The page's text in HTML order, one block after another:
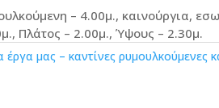
– 4.00μ., καινούργια,
Πλάτος – 2.00μ., Ύψους – 2.30μ.
έργα μας – καντίνες ρυμουλκούμενες